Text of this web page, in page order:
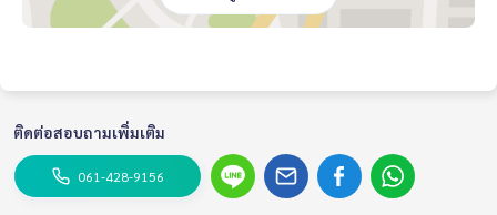
ติดต่อสอบถามเพิ่มเติม
061-428-9156